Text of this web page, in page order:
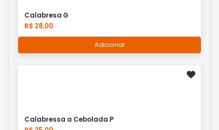
Calabresa G
R$ 28,00
Adicionar
Calabressa a Cebolada P